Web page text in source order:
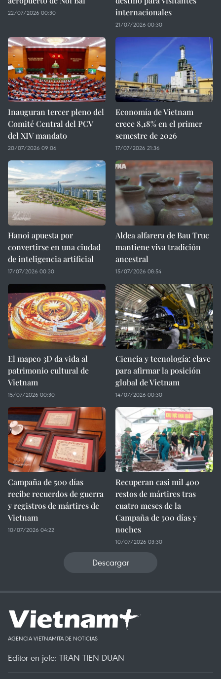
22/07/2026 00:30
internacionales
21/07/2026 00:30
Inauguran tercer pleno del
Comité Central del PCV
del XIV mandato
20/07/2026 09:06
Economía de Vietnam
crece 8,18% en el primer
semestre de 2026
17/07/2026 21:36
Hanoi apuesta por
convertirse en una ciudad
de inteligencia artificial
17/07/2026 00:30
Aldea alfarera de Bau Truc
mantiene viva tradición
ancestral
15/07/2026 08:54
El mapeo 3D da vida al
patrimonio cultural de
Vietnam
15/07/2026 00:30
Ciencia y tecnología: clave
para afirmar la posición
global de Vietnam
14/07/2026 00:30
Campaña de 500 días
recibe recuerdos de guerra
y registros de mártires de
Vietnam
10/07/2026 04:22
Recuperan casi mil 400
restos de mártires tras
cuatro meses de la
Campaña de 500 días y
noches
10/07/2026 03:30
Descargar
AGENCIA VIETNAMITA DE NOTICIAS
Editor en jefe: TRAN TIEN DUAN